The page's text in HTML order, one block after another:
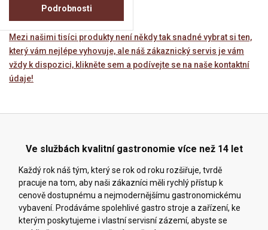
Podrobnosti
Mezi našimi tisíci produkty není někdy tak snadné vybrat si ten,
který vám nejlépe vyhovuje, ale náš zákaznický servis je vám
vždy k dispozici, klikněte sem a podívejte se na naše kontaktní
údaje!
Ve službách kvalitní gastronomie více než 14 let
Každý rok náš tým, který se rok od roku rozšiřuje, tvrdě
pracuje na tom, aby naši zákazníci měli rychlý přístup k
cenově dostupnému a nejmodernějšímu gastronomickému
vybavení. Prodáváme spolehlivé gastro stroje a zařízení, ke
kterým poskytujeme i vlastní servisní zázemí, abyste se